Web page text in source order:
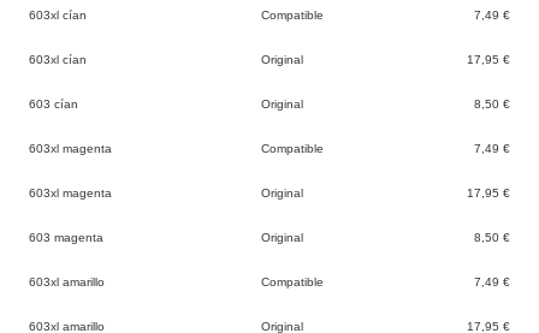
603xl cían Compatible 7,49 €
603xl cían Original 17,95 €
603 cían Original 8,50 €
603xl magenta Compatible 7,49 €
603xl magenta Original 17,95 €
603 magenta Original 8,50 €
603xl amarillo Compatible 7,49 €
603xl amarillo Original 17,95 €